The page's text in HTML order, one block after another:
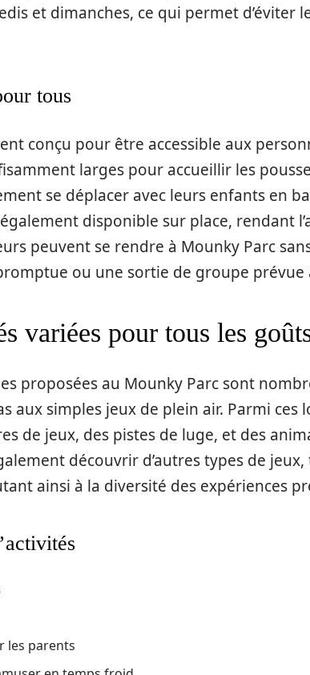
et dimanches, ce qui permet d’éviter
tous
conçu pour être accessible aux
larges pour accueillir les
se déplacer avec leurs enfants en
disponible sur place, rendant
peuvent se rendre à Mounky Parc
ou une sortie de groupe prévue
variées pour tous les
proposées au Mounky Parc sont
aux simples jeux de plein air. Parmi ces
de jeux, des pistes de luge, et des
découvrir d’autres types de
ainsi à la diversité des expériences
les parents